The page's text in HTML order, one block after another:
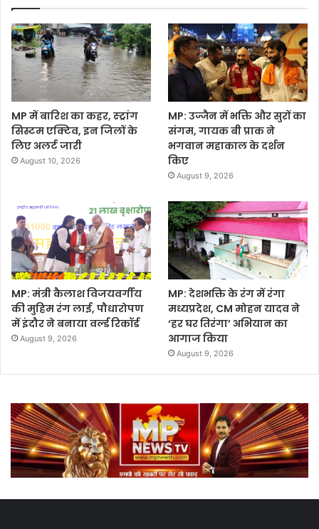
MP में बारिश का कहर, स्ट्रांग
सिस्टम एक्टिव, इन जिलों के
लिए अलर्ट जारी
August 10, 2026
MP: उज्जैन में भक्ति और सुरों का
संगम, गायक बी प्राक ने
भगवान महाकाल के दर्शन
किए
August 9, 2026
MP: मंत्री कैलाश विजयवर्गीय
की मुहिम रंग लाई, पौधारोपण
में इंदौर ने बनाया वर्ल्ड रिकॉर्ड
August 9, 2026
MP: देशभक्ति के रंग में रंगा
मध्यप्रदेश, CM मोहन यादव ने
‘हर घर तिरंगा’ अभियान का
आगाज किया
August 9, 2026